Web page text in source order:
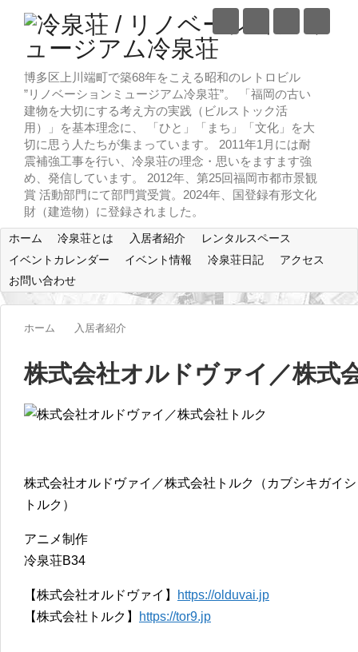
博多区上川端町で築68年をこえる昭和のレトロビル
”リノベーションミュージアム冷泉荘”。 「福岡の古い
建物を大切にする考え方の実践（ビルストック活
用）」を基本理念に、 「ひと」「まち」「文化」を大
切に思う人たちが集まっています。 2011年1月には耐
震補強工事を行い、冷泉荘の理念・思いをますます強
め、発信しています。 2012年、第25回福岡市都市景観
賞 活動部門にて部門賞受賞。2024年、国登録有形文化
財（建造物）に登録されました。
ホーム 冷泉荘とは 入居者紹介
レンタルスペース
イベントカレンダー
イベント情報 冷泉荘日記
アクセス
お問い合わせ
ホーム 入居者紹介
株式会社オルドヴァイ／株式
株式会社オルドヴァイ／株式会社トルク（カブシキガイ
トルク）
アニメ制作
冷泉荘B34
【株式会社オルドヴァイ】
https://olduvai.jp
【株式会社トルク】
https://tor9.jp